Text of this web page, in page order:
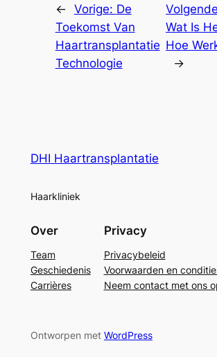
← Vorige: De
Toekomst Van
Haartransplantatie
Technologie
Wat Is
Hoe
→
DHI Haartransplantatie
Haarkliniek
Over
Team
Geschiedenis
Carrières
Privacy
Privacybeleid
Voorwaarden en
Neem contact met ons
Ontworpen met WordPress